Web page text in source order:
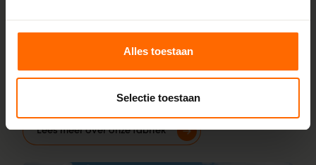
Alles toestaan
Selectie toestaan
kozijnen bestellen simpel en snel. Configureer jouw kozijnen
over inmeten of maatwerk? Ons team van vakmensen
staat altijd voor je klaar.
Lees meer over onze fabriek